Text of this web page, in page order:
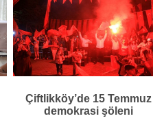
Çiftlikköy’de 15 Temmuz
demokrasi şöleni